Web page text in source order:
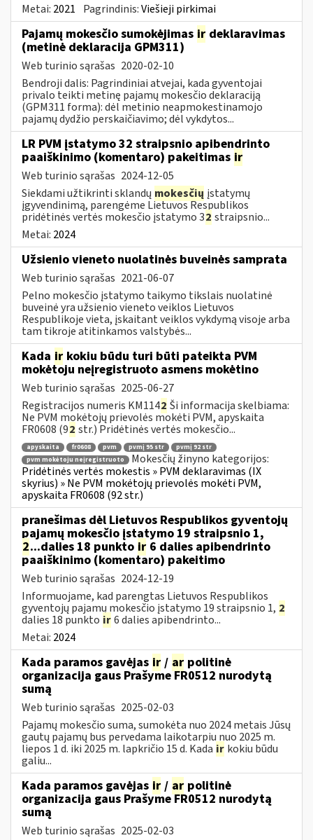
Metai: 2021 Pagrindinis:Viešieji pirkimai
Pajamų mokesčio sumokėjimas ir deklaravimas
(metinė deklaracija GPM311)
Web turinio sąrašas 2020-02-10
Bendroji dalis: Pagrindiniai atvejai, kada gyventojai
privalo teikti metinę pajamų mokesčio deklaraciją
(GPM311 forma): dėl metinio neapmokestinamojo
pajamų dydžio perskaičiavimo; dėl vykdytos...
LR PVM įstatymo 32 straipsnio apibendrinto
paaiškinimo (komentaro) pakeitimas ir
Web turinio sąrašas 2024-12-05
Siekdami užtikrinti sklandų mokesčių įstatymų
įgyvendinimą, parengėme Lietuvos Respublikos
pridėtinės vertės mokesčio įstatymo 32 straipsnio...
Metai: 2024
Užsienio vieneto nuolatinės buveinės samprata
Web turinio sąrašas 2021-06-07
Pelno mokesčio įstatymo taikymo tikslais nuolatinė
buveinė yra užsienio vieneto veiklos Lietuvos
Respublikoje vieta, įskaitant veiklos vykdymą visoje arba
tam tikroje atitinkamos valstybės...
Kada ir kokiu būdu turi būti pateikta PVM
mokėtoju neįregistruoto asmens mokėtino
Web turinio sąrašas 2025-06-27
Registracijos numeris KM1142 Ši informacija skelbiama:
Ne PVM mokėtojų prievolės mokėti PVM, apyskaita
FR0608 (92 str.) Pridėtinės vertės mokesčio...
apyskaita fr0608 pvm pvmį 95 str
pvmį 92 str
pvm mokėtoju neįregistruoto
Mokesčių žinyno kategorijos:
Pridėtinės vertės mokestis » PVM deklaravimas (IX
skyrius) » Ne PVM mokėtojų prievolės mokėti PVM,
apyskaita FR0608 (92 str.)
pranešimas dėl Lietuvos Respublikos gyventojų
pajamų mokesčio įstatymo 19 straipsnio 1,
2...dalies 18 punkto ir 6 dalies apibendrinto
paaiškinimo (komentaro) pakeitimo
Web turinio sąrašas 2024-12-19
Informuojame, kad parengtas Lietuvos Respublikos
gyventojų pajamų mokesčio įstatymo 19 straipsnio 1, 2
dalies 18 punkto ir6 dalies apibendrinto...
Metai: 2024
Kada paramos gavėjas ir / ar politinė
organizacija gaus Prašyme FR0512 nurodytą
sumą
Web turinio sąrašas 2025-02-03
Pajamų mokesčio suma, sumokėta nuo 2024 metais Jūsų
gautų pajamų bus pervedama laikotarpiu nuo 2025 m.
liepos 1 d. iki 2025 m. lapkričio 15 d. Kada ir kokiu būdu
galiu...
Kada paramos gavėjas ir / ar politinė
organizacija gaus Prašyme FR0512 nurodytą
sumą
Web turinio sąrašas 2025-02-03